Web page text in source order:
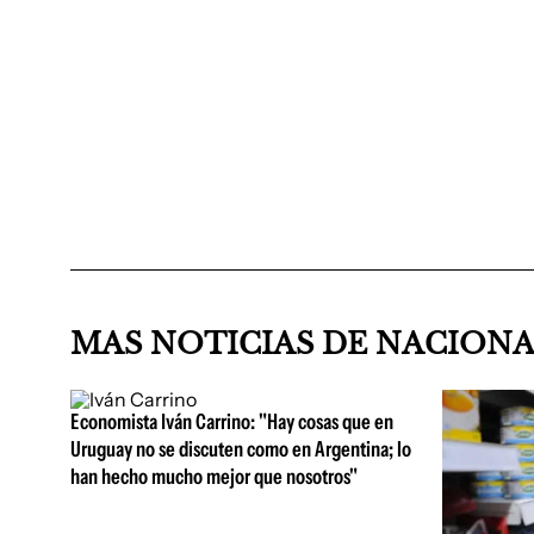
MAS NOTICIAS DE
Economista Iván Carrino: "Hay cosas que en
Uruguay no se discuten como en Argentina; lo
han hecho mucho mejor que nosotros"